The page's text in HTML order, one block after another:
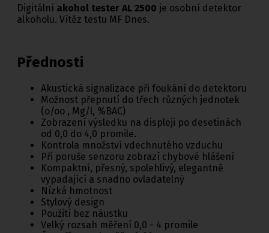
Digitální akohol tester AL 2500 je osobní detektor
alkoholu. Vítěz testu MF Dnes.
Přednosti
Akustická signalizace při foukání do detektoru
Možnost přepnutí do třech různých jednotek
(o/oo , Mg/l, %BAC)
Zobrazení výsledku na displeji po desetinách
od 0,0 do 4,0 promile.
Kontrola množství vdechnutého vzduchu
Při poruše senzoru zobrazí chybové hlášení
Kompaktní, přesný, spolehlivý, elegantně
vypadající a snadno ovladatelný
Nízká hmotnost
Stylový design
Použití bez náustku
Velký rozsah měření 0,0 - 4 promile